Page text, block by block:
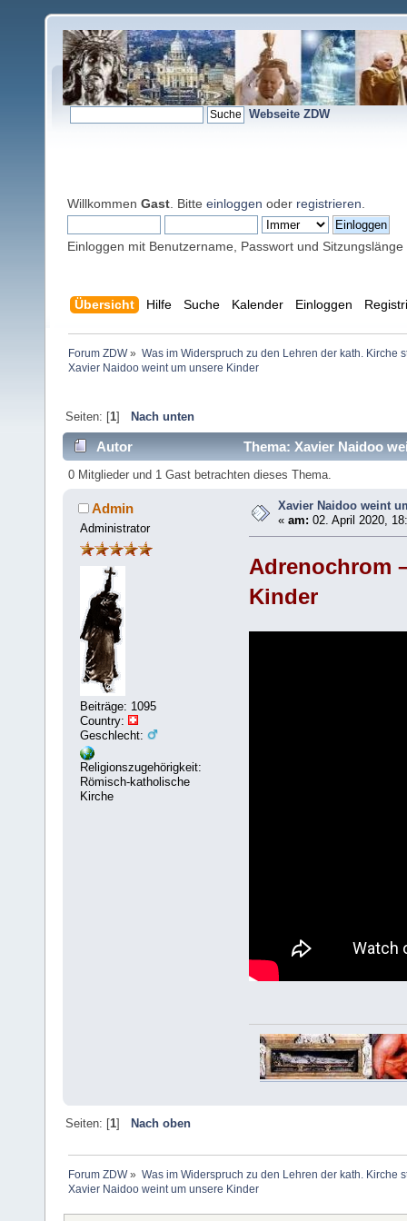
Webseite ZDW
Willkommen Gast . Bitte einloggen oder registrieren
Einloggen mit Benutzername, Passwort und Sitzungslänge
Übersicht Hilfe Suche Kalender Einloggen
Forum ZDW» Was im Widerspruch zu den Lehren der kath. Kirche
Xavier Naidoo weint um unsere Kinder
Seiten: [1] Nach unten
Autor Thema: Xavier Naidoo
0 Mitglieder und 1 Gast betrachten dieses Thema.
Admin
Administrator
Beiträge: 1095
Country:
Geschlecht:
Religionszugehörigkeit:
Römisch-katholische
Kirche
Xavier Naidoo weint
«am: 02. April 2020,
Adrenochrom
Kinder
Seiten: [1] Nach oben
Forum ZDW» Was im Widerspruch zu den Lehren der kath. Kirche
Xavier Naidoo weint um unsere Kinder